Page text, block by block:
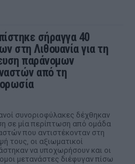
σήραγγα 40
στη Λιθουανία για τη
παράνομων
από τη
συνοριοφύλακες δέχθηκαν
σε μία περίπτωση από ομάδα
που αντιστέκονταν στη
τους, οι αξιωματικοί
να υποχωρήσουν και οι
μετανάστες διέφυγαν πίσω